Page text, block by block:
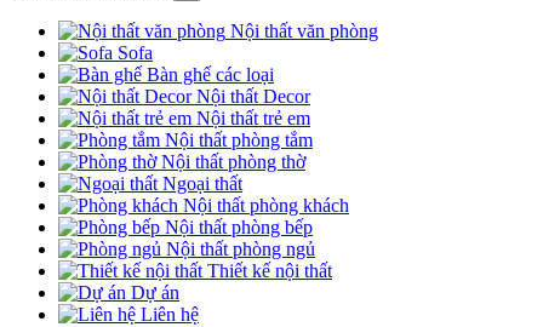
Nội thất văn phòng
Sofa
Bàn ghế các loại
Nội thất Decor
Nội thất trẻ em
Nội thất phòng tắm
Nội thất phòng thờ
Ngoại thất
Nội thất phòng khách
Nội thất phòng bếp
Nội thất phòng ngủ
Thiết kế nội thất
Dự án
Liên hệ